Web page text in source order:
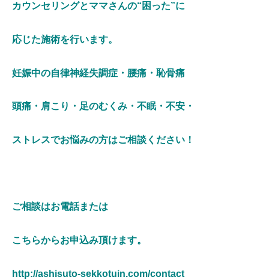
カウンセリングとママさんの“困った”に
応じた施術を行います。
妊娠中の自律神経失調症・腰痛・恥骨痛
頭痛・肩こり・足のむくみ・不眠・不安・
ストレスでお悩みの方はご相談ください！
ご相談はお電話または
こちらからお申込み頂けます。
http://ashisuto-sekkotuin.com/contact